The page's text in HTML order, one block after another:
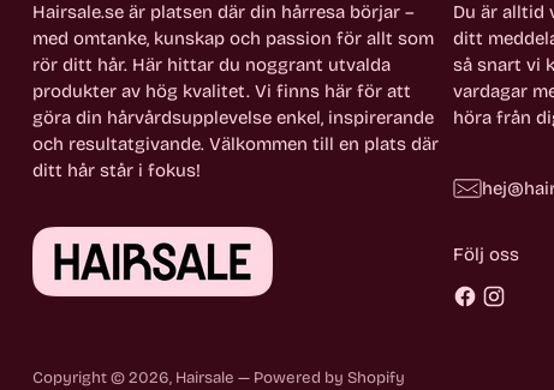
Hairsale.se är platsen där din hårresa börjar –
med omtanke, kunskap och passion för allt som
rör ditt hår. Här hittar du noggrant utvalda
produkter av hög kvalitet. Vi finns här för att
göra din hårvårdsupplevelse enkel, inspirerande
och resultatgivande. Välkommen till en plats där
ditt hår står i fokus!
Du är alltid
ditt
så snart vi
vardagar
höra från
Följ oss
Copyright © 2026, Hairsale — Powered by Shopify